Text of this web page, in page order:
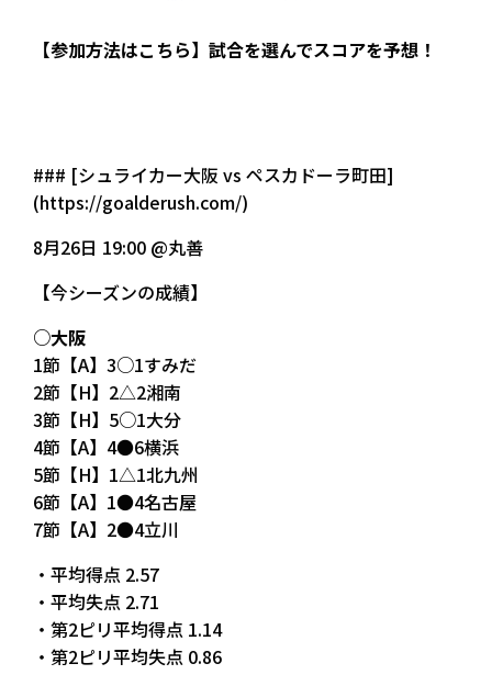
【参加方法はこちら】試合を選んでスコアを予想！
### [シュライカー大阪 vs ペスカドーラ町田]
(https://goalderush.com/)
8月26日 19:00 @丸善
【今シーズンの成績】
○大阪
1節【A】3○1すみだ
2節【H】2△2湘南
3節【H】5○1大分
4節【A】4●6横浜
5節【H】1△1北九州
6節【A】1●4名古屋
7節【A】2●4立川
・平均得点 2.57
・平均失点 2.71
・第2ピリ平均得点 1.14
・第2ピリ平均失点 0.86